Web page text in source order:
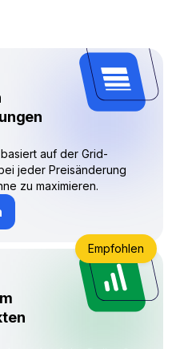
auf der Grid-
jeder Preisänderung
zu maximieren.
Empfohlen